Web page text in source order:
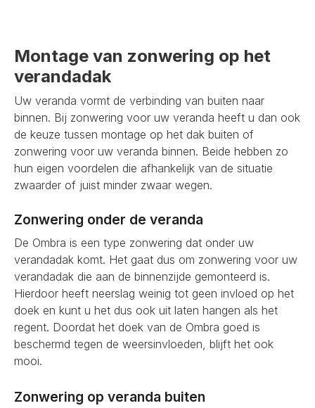
Montage van zonwering op het
verandadak
Uw veranda vormt de verbinding van buiten naar
binnen. Bij zonwering voor uw veranda heeft u dan ook
de keuze tussen montage op het dak buiten of
zonwering voor uw veranda binnen. Beide hebben zo
hun eigen voordelen die afhankelijk van de situatie
zwaarder of juist minder zwaar wegen.
Zonwering onder de veranda
De Ombra is een type zonwering dat onder uw
verandadak komt. Het gaat dus om zonwering voor uw
verandadak die aan de binnenzijde gemonteerd is.
Hierdoor heeft neerslag weinig tot geen invloed op het
doek en kunt u het dus ook uit laten hangen als het
regent. Doordat het doek van de Ombra goed is
beschermd tegen de weersinvloeden, blijft het ook
mooi.
Zonwering op veranda buiten